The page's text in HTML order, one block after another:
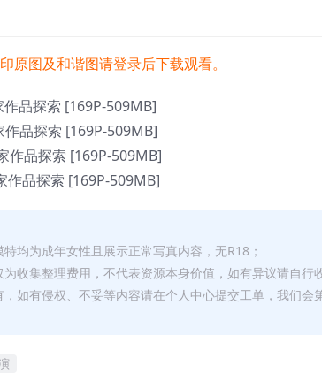
原图及和谐图请登录后下载观看。
均为成年女性且展示正常写真内容，无R18；
收集整理费用，不代表资源本身价值，如有异议请自行
如有侵权、不妥等内容请在个人中心提交工单，我们会